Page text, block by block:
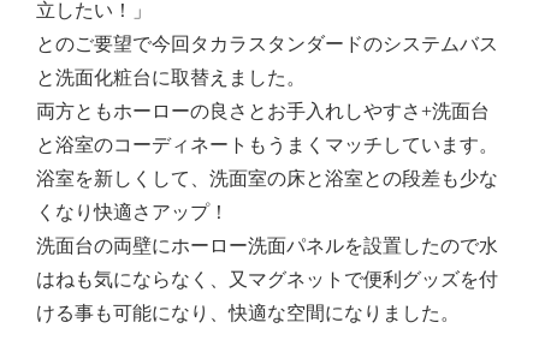
立したい！」
とのご要望で今回タカラスタンダードのシステムバス
と洗面化粧台に取替えました。
両方ともホーローの良さとお手入れしやすさ+洗面台
と浴室のコーディネートもうまくマッチしています。
浴室を新しくして、洗面室の床と浴室との段差も少な
くなり快適さアップ！
洗面台の両壁にホーロー洗面パネルを設置したので水
はねも気にならなく、又マグネットで便利グッズを付
ける事も可能になり、快適な空間になりました。